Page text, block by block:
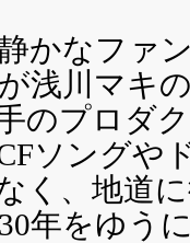
かなファ
浅川マキ
のプロダ
ソングや
く、地道
年をゆう